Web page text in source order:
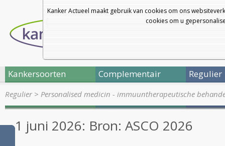
Kanker Actueel maakt gebruik van cookies om ons
cookies om u
Kankersoorten Complementair Regulier
Regulier> Personalised medicin - immuuntherapeutische
1 juni 2026: Bron: ASCO 2026